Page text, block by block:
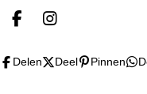
F
c
e
I
s
t
Delen Deel Pinnen